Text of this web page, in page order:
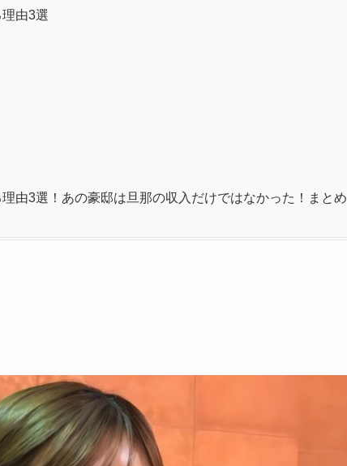
由3選
由3選！あの豪邸は旦那の収入だけではなかった！まとめ